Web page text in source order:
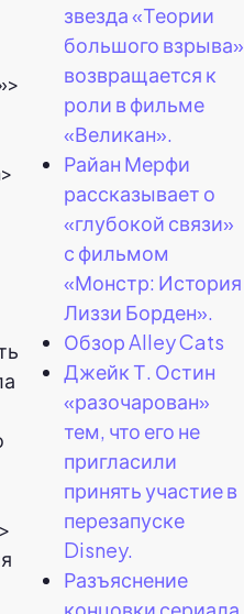
звезда «Теории
большого взрыва»
возвращается к
роли в фильме
«Великан».
Райан Мерфи
рассказывает о
«глубокой связи»
с фильмом
«Монстр: История
Лиззи Борден».
Обзор Alley Cats
Джейк Т. Остин
«разочарован»
тем, что его не
пригласили
принять участие в
перезапуске
Disney.
Разъяснение
концовки сериала